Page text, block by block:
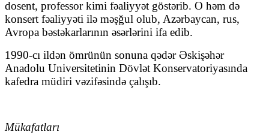
dosent, professor kimi fəaliyyət göstərib. O həm də
konsert fəaliyyəti ilə məşğul olub, Azərbaycan, rus,
Avropa bəstəkarlarının əsərlərini ifa edib.
1990-cı ildən ömrünün sonuna qədər Əskişəhər
Anadolu Universitetinin Dövlət Konservatoriyasında
kafedra müdiri vəzifəsində çalışıb.
Mükafatları